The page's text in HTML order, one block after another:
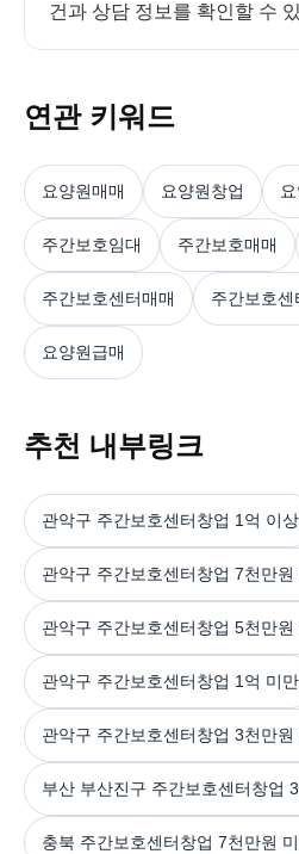
건과 상담 정보를 확인할 수
연관 키워드
요양원매매 요양원창업
주간보호임대 주간보호매매
주간보호센터매매 주간보호센
요양원급매
추천 내부링크
관악구 주간보호센터창업 1억 이상
관악구 주간보호센터창업 7천만원
관악구 주간보호센터창업 5천만원
관악구 주간보호센터창업 1억 미만
관악구 주간보호센터창업 3천만원
부산 부산진구 주간보호센터창업
충북 주간보호센터창업 7천만원